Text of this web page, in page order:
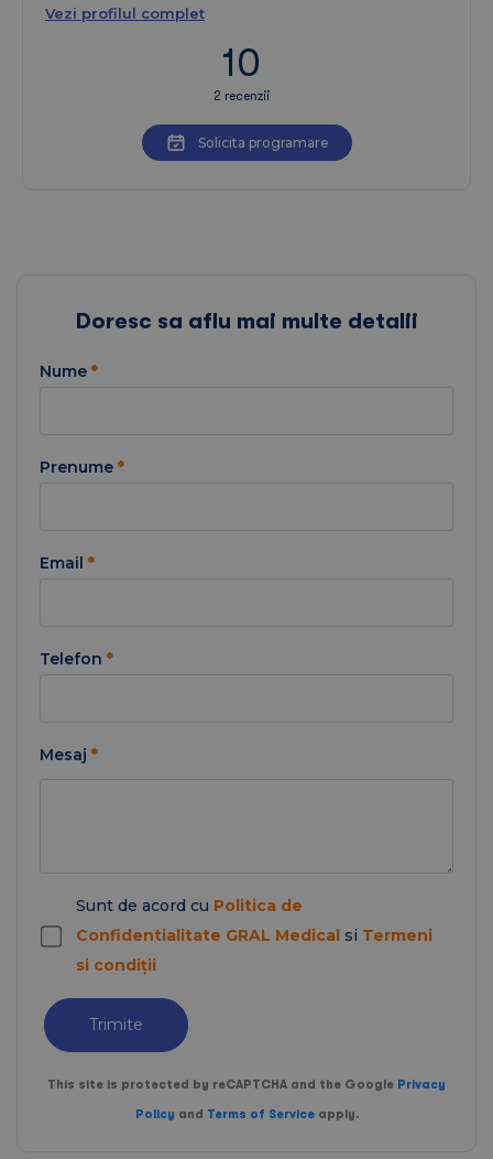
Vezi profilul complet
10
2 recenzii
Solicita programare
Doresc sa aflu mai multe detalii
Nume *
Prenume *
Email *
Telefon *
Mesaj *
Sunt de acord cu Politica de
Confidentialitate GRAL Medical si Termeni
si condiții
Trimite
This site is protected by reCAPTCHA and the Google Privacy
Policy and Terms of Serviceapply.